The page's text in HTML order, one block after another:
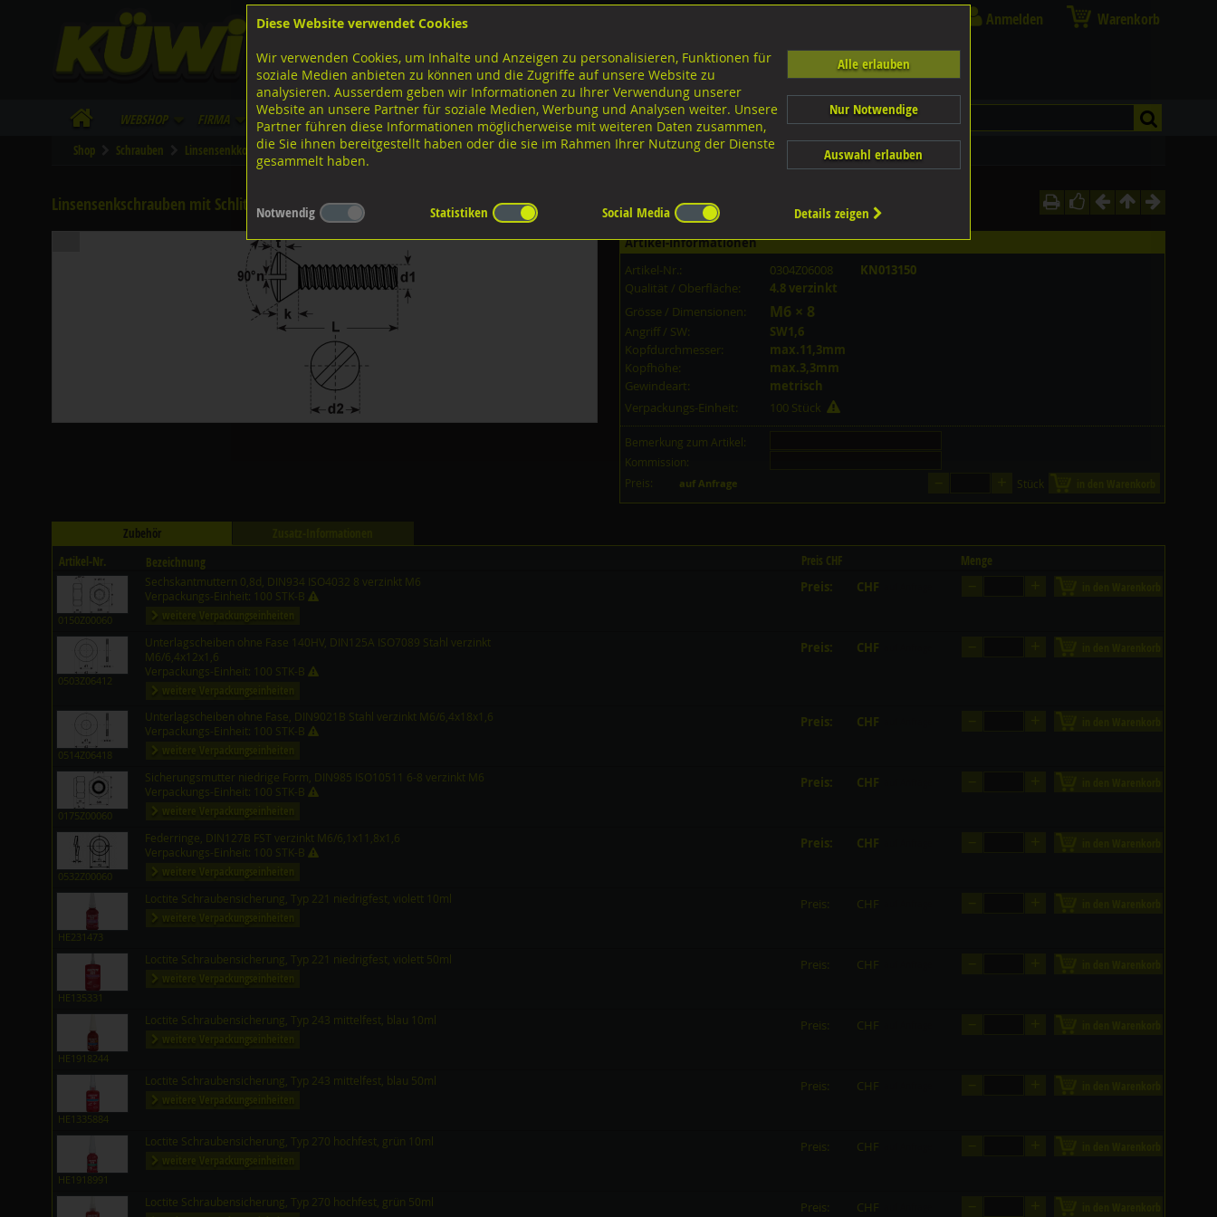
Lagerstrasse 8
Tel. 043 455 20 30
FB
IG
WebShop Firma Lieferinfo Infos/Downloads
Anmelden Warenkorb
Shop Schrauben Linsensenkkopf M-Gewinde Diverse Ausführungen M-Gewinde mit Schlitz 4.8 verzinkt
Linsensenkschrauben mit Schlitz, DIN964A ISO2010 4.8 verzinkt M6x8/8
Artikel-Informationen
Artikel-Nr.:
0304Z06008
KN013150
Qualität / Oberfläche:
4.8 verzinkt
Grösse / Dimensionen:
M6 × 8
Angriff / SW:
SW1,6
Kopfdurchmesser:
max.11,3mm
Kopfhöhe:
max.3,3mm
Gewindeart:
metrisch
Verpackungs-Einheit:
100 Stück
Bemerkung zum Artikel:
Kommission:
Preis:
auf Anfrage Stück
Zubehör
Artikel-Nr.
Bezeichnung Preis CHF Menge
0150Z00060
Sechskantmuttern 0,8d, DIN934 ISO4032 8 verzinkt M6
Verpackungs-Einheit: 100 STK-B
weitere Verpackungseinheiten
Preis: CHF
0503Z06412
Unterlagscheiben ohne Fase 140HV, DIN125A ISO7089 Stahl verzinkt
M6/6,4x12x1,6
Verpackungs-Einheit: 100 STK-B
weitere Verpackungseinheiten
Preis: CHF
0514Z06418
Unterlagscheiben ohne Fase, DIN9021B Stahl verzinkt M6/6,4x18x1,6
Verpackungs-Einheit: 100 STK-B
weitere Verpackungseinheiten
Preis: CHF
0175Z00060
Sicherungsmutter niedrige Form, DIN985 ISO10511 6-8 verzinkt M6
Verpackungs-Einheit: 100 STK-B
weitere Verpackungseinheiten
Preis: CHF
0532Z00060
Federringe, DIN127B FST verzinkt M6/6,1x11,8x1,6
Verpackungs-Einheit: 100 STK-B
weitere Verpackungseinheiten
Preis: CHF
HE231473
Loctite Schraubensicherung, Typ 221 niedrigfest, violett 10ml
weitere Verpackungseinheiten
Preis: CHF
HE135331
Loctite Schraubensicherung, Typ 221 niedrigfest, violett 50ml
weitere Verpackungseinheiten
Preis: CHF
HE1918244
Loctite Schraubensicherung, Typ 243 mittelfest, blau 10ml
weitere Verpackungseinheiten
Preis: CHF
HE1335884
Loctite Schraubensicherung, Typ 243 mittelfest, blau 50ml
weitere Verpackungseinheiten
Preis: CHF
HE1918991
Loctite Schraubensicherung, Typ 270 hochfest, grün 10ml
weitere Verpackungseinheiten
Preis: CHF
Loctite Schraubensicherung, Typ 270 hochfest, grün 50ml Preis: CHF
Diese Website verwendet Cookies
Wir verwenden Cookies, um Inhalte und Anzeigen zu personalisieren, Funktionen für
soziale Medien anbieten zu können und die Zugriffe auf unsere Website zu
analysieren. Ausserdem geben wir Informationen zu Ihrer Verwendung unserer
Website an unsere Partner für soziale Medien, Werbung und Analysen weiter. Unsere
Partner führen diese Informationen möglicherweise mit weiteren Daten zusammen,
die Sie ihnen bereitgestellt haben oder die sie im Rahmen Ihrer Nutzung der Dienste
gesammelt haben.
Alle erlauben
Nur Notwendige
Auswahl erlauben
Notwendig Statistiken Social Media Details zeigen